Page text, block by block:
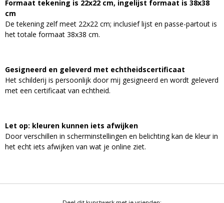
Formaat tekening is 22x22 cm, ingelijst formaat is 38x38
cm
De tekening zelf meet 22x22 cm; inclusief lijst en passe-partout is
het totale formaat 38x38 cm.
Gesigneerd en geleverd met echtheidscertificaat
Het schilderij is persoonlijk door mij gesigneerd en wordt geleverd
met een certificaat van echtheid.
Let op: kleuren kunnen iets afwijken
Door verschillen in scherminstellingen en belichting kan de kleur in
het echt iets afwijken van wat je online ziet.